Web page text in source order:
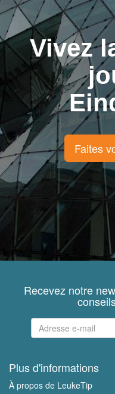
Vivez
Faites
Recevez notre
Plus d'informations
À propos de LeukeTip